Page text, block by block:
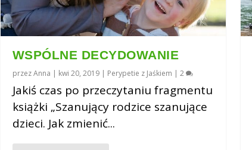
WSPÓLNE DECYDOWANIE
przezAnna | kwi 20, 2019| Perypetie z Jaśkiem | 2
Jakiś czas po przeczytaniu fragmentu
książki „Szanujący rodzice szanujące
dzieci. Jak zmienić...